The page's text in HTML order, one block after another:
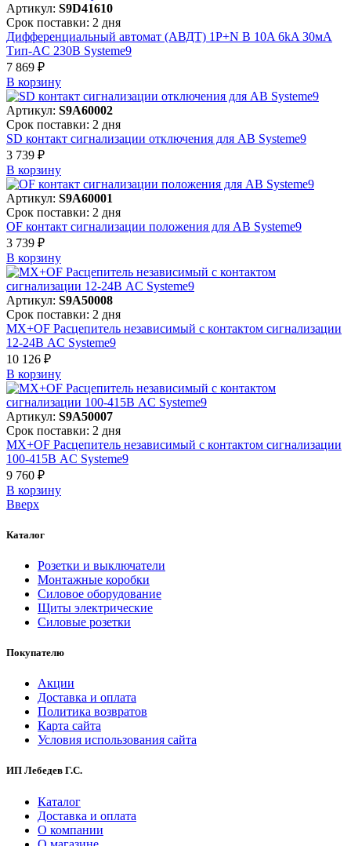
Артикул: S9D41610
Срок поставки: 2 дня
Дифференциальный автомат (АВДТ) 1P+N B 10A 6kA 30мА
Тип-AC 230В Systeme9
7 869 ₽
В корзинy
Артикул: S9A60002
Срок поставки: 2 дня
SD контакт сигнализации отключения для АВ Systeme9
3 739 ₽
В корзинy
Артикул: S9A60001
Срок поставки: 2 дня
OF контакт сигнализации положения для АВ Systeme9
3 739 ₽
В корзинy
Артикул: S9A50008
Срок поставки: 2 дня
MX+OF Расцепитель независимый с контактом сигнализации
12-24В AC Systeme9
10 126 ₽
В корзинy
Артикул: S9A50007
Срок поставки: 2 дня
MX+OF Расцепитель независимый с контактом сигнализации
100-415В AC Systeme9
9 760 ₽
В корзинy
Вверх
Каталог
Розетки и выключатели
Монтажные коробки
Силовое оборудование
Щиты электрические
Силовые розетки
Покупателю
Акции
Доставка и оплата
Политика возвратов
Карта сайта
Условия использования сайта
ИП Лебедев Г.С.
Каталог
Доставка и оплата
О компании